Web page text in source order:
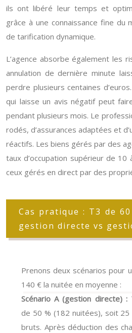
ils ont libéré leur temps et
grâce à une connaissance fine du
de tarification dynamique.
L’agence absorbe également les
annulation de dernière minute
perdre plusieurs centaines
qui laisse un avis négatif peut
pendant plusieurs mois. Le
rodés, d’assurances adaptées et
réactifs. Les biens gérés par des
taux d’occupation supérieur de
ceux gérés en direct par des
Cas pratique : T3 de
gestion directe vs
Prenons deux scénarios pour
140 € la nuitée en moyenne :
Scénario A (gestion directe) :
de 50 % (182 nuitées), soit
bruts. Après déduction des